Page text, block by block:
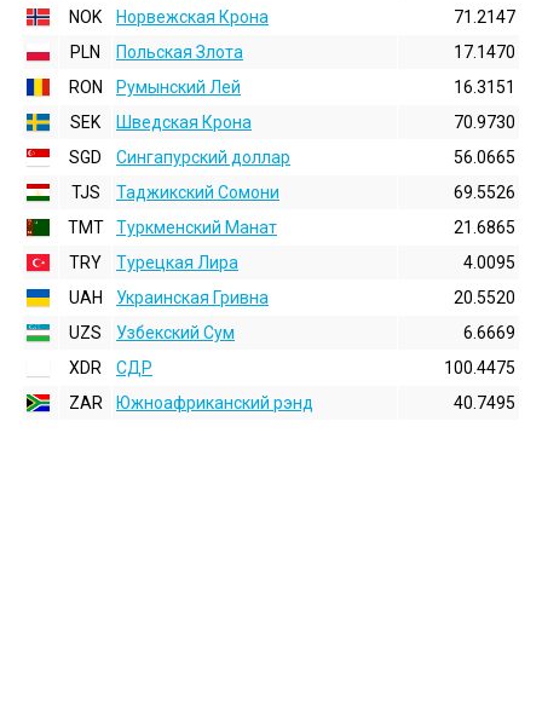
NOK
Норвежская Крона
71.2147
PLN
Польская Злота
17.1470
RON
Румынский Лей
16.3151
SEK
Шведская Крона
70.9730
SGD
Сингапурский доллар
56.0665
TJS
Таджикский Сомони
69.5526
TMT
Туркменский Манат
21.6865
TRY
Турецкая Лира
4.0095
UAH
Украинская Гривна
20.5520
UZS
Узбекский Сум
6.6669
XDR
СДР
100.4475
ZAR
Южноафриканский рэнд 40.7495